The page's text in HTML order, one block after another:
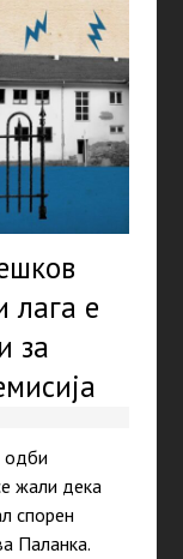
лага е
за
одби
жали дека
спорен
Паланка.